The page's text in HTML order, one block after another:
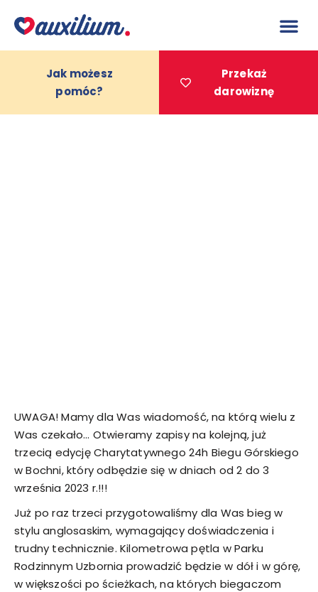
treści
Jak możesz
pomóc?
Przekaż
darowiznę
UWAGA! Mamy dla Was wiadomość, na którą wielu z
Was czekało… Otwieramy zapisy na kolejną, już
trzecią edycję Charytatywnego 24h Biegu Górskiego
w Bochni, który odbędzie się w dniach od 2 do 3
września 2023 r.!!!
Już po raz trzeci przygotowaliśmy dla Was bieg w
stylu anglosaskim, wymagający doświadczenia i
trudny technicznie. Kilometrowa pętla w Parku
Rodzinnym Uzbornia prowadzić będzie w dół i w górę,
w większości po ścieżkach, na których biegaczom